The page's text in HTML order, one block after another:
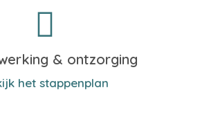
& ontzorging
het stappenplan